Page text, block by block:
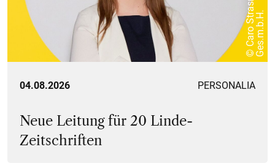
.
04.08.2026 PERSONALIA
Neue Leitung für 20 Linde-
Zeitschriften